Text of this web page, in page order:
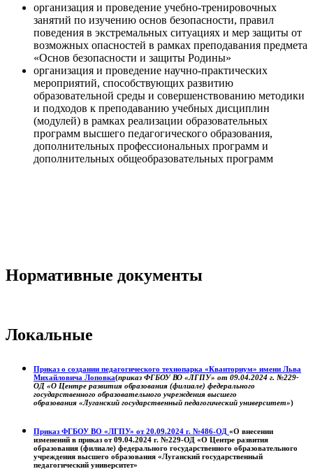
организация и проведение учебно-тренировочных
занятий по изучению основ безопасности, правил
поведения в экстремальных ситуациях и мер защиты от
возможных опасностей в рамках преподавания предмета
«Основ безопасности и защиты Родины»
организация и проведение научно-практических
мероприятий, способствующих развитию
образовательной среды и совершенствованию методики
и подходов к преподаванию учебных дисциплин
(модулей) в рамках реализации образовательных
программ высшего педагогического образования,
дополнительных профессиональных программ и
дополнительных общеобразовательных программ
Нормативные документы
Локальные
Приказ о создании педагогического технопарка «Кванториум» имени Льва
Михайловича Лоповка(приказ ФГБОУ ВО «ЛГПУ» от 09.04.2024 г. №229-
ОД «О Центре развития образования (филиале) федерального
государственного образовательного учреждения высшего
образования «Луганский государственный педагогический университет»)
Приказ ФГБОУ ВО «ЛГПУ» от 20.09.2024 г. №486-ОД «О внесении
изменений в приказ от 09.04.2024 г. №229-ОД «О Центре развития
образования (филиале) федерального государственного образовательного
учреждения высшего образования «Луганский государственный
педагогический университет»